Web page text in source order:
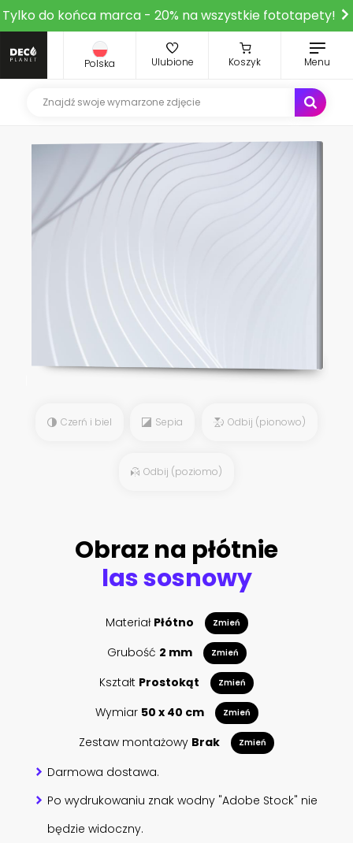
Tylko do końca marca - 20% na wszystkie fototapety!
Polska Ulubione Koszyk Menu
Czerń i biel Sepia Odbij (pionowo)
Odbij (poziomo)
Obraz na płótnie
las sosnowy
Materiał Płótno Zmień
Grubość 2 mm Zmień
Kształt Prostokąt Zmień
Wymiar 50 x 40 cm Zmień
Zestaw montażowy Brak Zmień
Darmowa dostawa.
Po wydrukowaniu znak wodny "Adobe Stock" nie
będzie widoczny.